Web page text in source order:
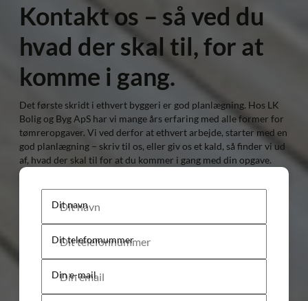
Kontakt os – så ved du
hvad der skal til, for at
komme i gang.
Det første skridt i ethvert byggeri er god planlægning. Hos LK
Bolig og Byg ApS har vi mange års erfaring med alle former for
tømreropgaver. Vi ved derfor at ethvert arbejde, starter med en
god planlægning – skriv til os, eller giv os et kald, så finder vi ud
af, hvad der skal til for at du kommer i gang med din opgave.
Dit navn
Dit telefonnummer
Din e-mail